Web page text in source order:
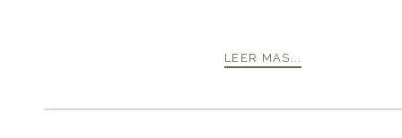
LEER MAS...